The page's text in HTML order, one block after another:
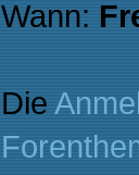
Wann:
Die